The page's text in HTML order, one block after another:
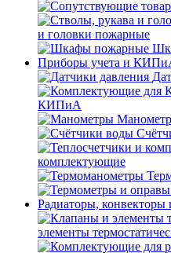
и головки пожарные
Приборы учета и
КИПиА
комплектующие
Радиаторы,
элементы